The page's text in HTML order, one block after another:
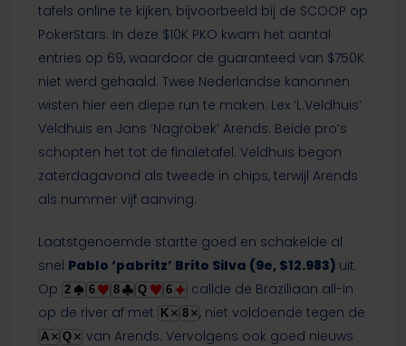
tafels online te kijken, bijvoorbeeld bij de SCOOP op
PokerStars. In deze $10K PKO kwam het aantal
entries op 69, waardoor de guaranteed van $750K
niet werd gehaald. Twee Nederlandse kanonnen
wisten hier een diepe run te maken: Lex ‘L.Veldhuis’
Veldhuis en Jans ‘Nagrobek’ Arends. Beide pro’s
schopten het tot de finaletafel. Veldhuis begon
zaterdagavond als tweede in chips, terwijl Arends
als nummer vijf aanving.
Laatstgenoemde startte goed en schakelde al
snel Pablo ‘pabritz’ Brito Silva (9e, $12.983) uit.
Op 2 6 8 Q 6
callde de Braziliaan all-in
op de river af met
K 8 , niet voldoende tegen de
A Q
van Arends. Vervolgens ook goed nieuws